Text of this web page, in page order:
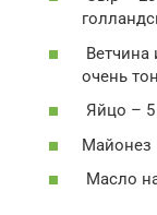
Ветчина
очень
Яйцо –
Майонез
Масло